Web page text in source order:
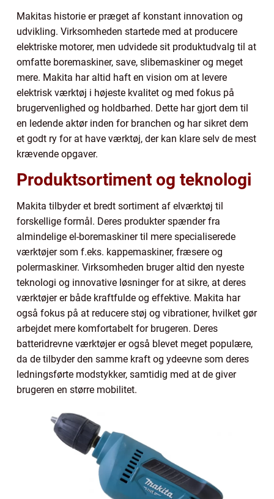
Makitas historie er præget af konstant innovation og
udvikling. Virksomheden startede med at producere
elektriske motorer, men udvidede sit produktudvalg til at
omfatte boremaskiner, save, slibemaskiner og meget
mere. Makita har altid haft en vision om at levere
elektrisk værktøj i højeste kvalitet og med fokus på
brugervenlighed og holdbarhed. Dette har gjort dem til
en ledende aktør inden for branchen og har sikret dem
et godt ry for at have værktøj, der kan klare selv de mest
krævende opgaver.
Produktsortiment og teknologi
Makita tilbyder et bredt sortiment af elværktøj til
forskellige formål. Deres produkter spænder fra
almindelige el-boremaskiner til mere specialiserede
værktøjer som f.eks. kappemaskiner, fræsere og
polermaskiner. Virksomheden bruger altid den nyeste
teknologi og innovative løsninger for at sikre, at deres
værktøjer er både kraftfulde og effektive. Makita har
også fokus på at reducere støj og vibrationer, hvilket gør
arbejdet mere komfortabelt for brugeren. Deres
batteridrevne værktøjer er også blevet meget populære,
da de tilbyder den samme kraft og ydeevne som deres
ledningsførte modstykker, samtidig med at de giver
brugeren en større mobilitet.